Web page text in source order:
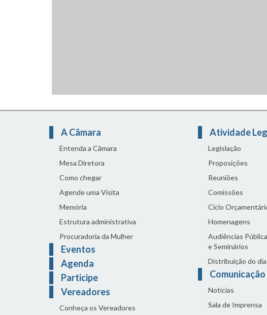
A Câmara
Entenda a Câmara
Mesa Diretora
Como chegar
Agende uma Visita
Memória
Estrutura administrativa
Procuradoria da Mulher
Eventos
Agenda
Participe
Vereadores
Conheça os Vereadores
Atividade
Legislação
Proposições
Reuniões
Comissões
Ciclo
Homenagens
Audiências
e Seminários
Distribuição do dia
Comunicação
Notícias
Sala de Imprensa